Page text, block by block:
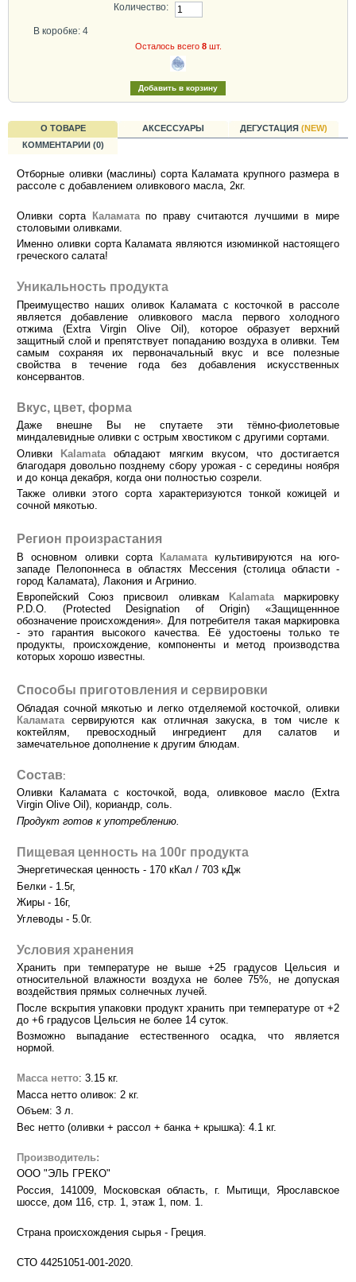
Количество:
В коробке: 4
Осталось всего 8шт.
О ТОВАРЕ АКСЕССУАРЫ ДЕГУСТАЦИЯ (NEW)
КОММЕНТАРИИ (0)
Отборные оливки (маслины) сорта Каламата крупного размера в
рассоле с добавлением оливкового масла, 2кг.
Оливки сорта Каламатапо праву считаются лучшими в мире
столовыми оливками.
Именно оливки сорта Каламата являются изюминкой настоящего
греческого салата!
Уникальность продукта
Преимущество наших оливок Каламата с косточкой в рассоле
является добавление оливкового масла первого холодного
отжима (Extra Virgin Olive Oil), которое образует верхний
защитный слой и препятствует попаданию воздуха в оливки. Тем
самым сохраняя их первоначальный вкус и все полезные
свойства в течение года без добавления искусственных
консервантов.
Вкус, цвет, форма
Даже внешне Вы не спутаете эти тёмно-фиолетовые
миндалевидные оливки с острым хвостиком с другими сортами.
Оливки Kalamata обладают мягким вкусом, что достигается
благодаря довольно позднему сбору урожая - с середины ноября
и до конца декабря, когда они полностью созрели.
Также оливки этого сорта характеризуются тонкой кожицей и
сочной мякотью.
Регион произрастания
В основном оливки сорта Каламата культивируются на юго-
западе Пелопоннеса в областях Мессения (столица области -
город Каламата), Лакония и Агринио.
Европейский Союз присвоил оливкам
Kalamataмаркировку
P.D.O. (Protected Designation of Origin) «Защищеннное
обозначение происхождения». Для потребителя такая маркировка
- это гарантия высокого качества. Её удостоены только те
продукты, происхождение, компоненты и метод производства
которых хорошо известны.
Способы приготовления и сервировки
Обладая сочной мякотью и легко отделяемой косточкой, оливки
Каламата сервируются как отличная закуска, в том числе к
коктейлям, превосходный ингредиент для салатов и
замечательное дополнение к другим блюдам.
Состав:
Оливки Каламата с косточкой, вода, оливковое масло (Extra
Virgin Olive Oil), кориандр, соль.
Продукт готов к употреблению.
Пищевая ценность на 100г продукта
Энергетическая ценность - 170 кКал / 703 кДж
Белки - 1.5г,
Жиры - 16г,
Углеводы - 5.0г.
Условия хранения
Хранить при температуре не выше +25 градусов Цельсия и
относительной влажности воздуха не более 75%, не допуская
воздействия прямых солнечных лучей.
После вскрытия упаковки продукт хранить при температуре от +2
до +6 градусов Цельсия не более 14 суток.
Возможно выпадание естественного осадка, что является
нормой.
Масса нетто: 3.15 кг.
Масса нетто оливок: 2 кг.
Объем: 3 л.
Вес нетто (оливки + рассол + банка + крышка): 4.1 кг.
Производитель:
ООО "ЭЛЬ ГРЕКО"
Россия, 141009, Московская область, г. Мытищи, Ярославское
шоссе, дом 116, стр. 1, этаж 1, пом. 1.
Страна происхождения сырья - Греция.
СТО 44251051-001-2020.